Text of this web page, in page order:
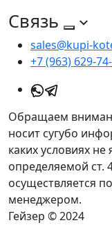
Связь
sales@kupi-
+7 (963) 629-
Обращаем
носит сугубо
каких условиях
определяемой ст.
осуществляется
менеджером.
Гейзер © 2024